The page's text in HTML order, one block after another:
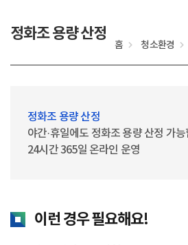
정화조 용량 산정
홈 청소환경
정화조 용량 산정
야간·휴일에도 정화조 용량 산정 가
24시간 365일 온라인 운영
이런 경우 필요해요!